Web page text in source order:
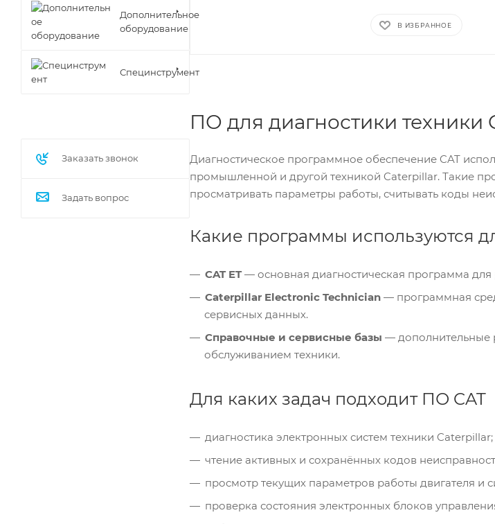
В ИЗБРАННОЕ
ПО для диагностики техники
Диагностическое программное обеспечение CAT
промышленной и другой техникой Caterpillar. Такие
просматривать параметры работы, считывать коды
Какие программы используются
CAT ET— основная диагностическая программа
Caterpillar Electronic Technician — программная
сервисных данных.
Справочные и сервисные базы — дополнительные
обслуживанием техники.
Для каких задач подходит ПО CAT
диагностика электронных систем техники Caterpillar;
чтение активных и сохранённых кодов
просмотр текущих параметров работы двигателя и
проверка состояния электронных блоков
Дополнительное
оборудование
Специнструмент
Заказать звонок
Задать вопрос